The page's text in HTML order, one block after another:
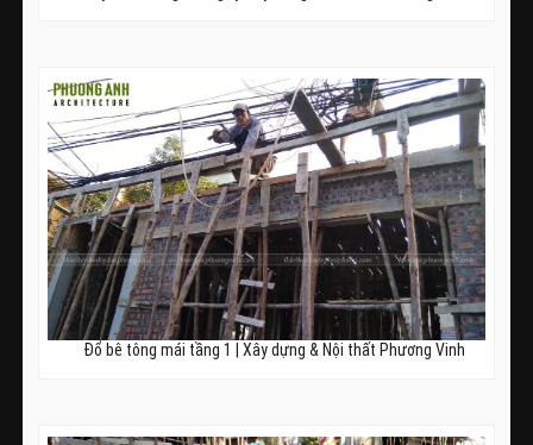
Đổ bê tông mái tầng 1 | Xây dựng & Nội thất Phương Vinh